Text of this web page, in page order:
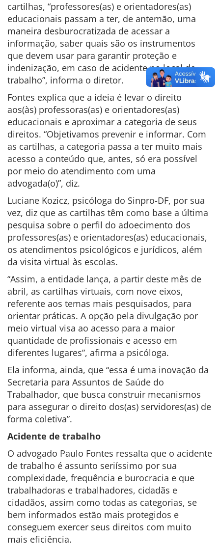
cartilhas, “professores(as) e orientadores(as)
educacionais passam a ter, de antemão, uma
maneira desburocratizada de acessar a
informação, saber quais são os instrumentos
que devem usar para garantir proteção e
indenização, em caso de acidente no local de
trabalho”, informa o diretor.
Fontes explica que a ideia é levar o direito
aos(às) professoras(as) e orientadores(as)
educacionais e aproximar a categoria de seus
direitos. “Objetivamos prevenir e informar. Com
as cartilhas, a categoria passa a ter muito mais
acesso a conteúdo que, antes, só era possível
por meio do atendimento com uma
advogada(o)”, diz.
Luciane Kozicz, psicóloga do Sinpro-DF, por sua
vez, diz que as cartilhas têm como base a última
pesquisa sobre o perfil do adoecimento dos
professores(as) e orientadores(as) educacionais,
os atendimentos psicológicos e jurídicos, além
da visita virtual às escolas.
“Assim, a entidade lança, a partir deste mês de
abril, as cartilhas virtuais, com nove eixos,
referente aos temas mais pesquisados, para
orientar práticas. A opção pela divulgação por
meio virtual visa ao acesso para a maior
quantidade de profissionais e acesso em
diferentes lugares”, afirma a psicóloga.
Ela informa, ainda, que “essa é uma inovação da
Secretaria para Assuntos de Saúde do
Trabalhador, que busca construir mecanismos
para assegurar o direito dos(as) servidores(as) de
forma coletiva”.
Acidente de trabalho
O advogado Paulo Fontes ressalta que o acidente
de trabalho é assunto seriíssimo por sua
complexidade, frequência e burocracia e que
trabalhadoras e trabalhadores, cidadãs e
cidadãos, assim como todas as categorias, se
bem informados estão mais protegidos e
conseguem exercer seus direitos com muito
mais eficiência.